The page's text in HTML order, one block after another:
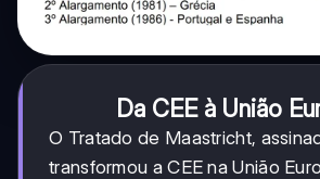
Da CEE à União
O Tratado de Maastricht,
transformou a CEE na União